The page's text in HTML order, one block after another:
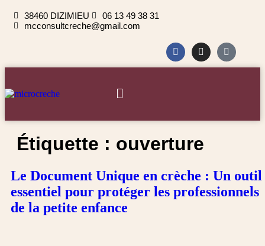
38460 DIZIMIEU
06 13 49 38 31
mcconsultcreche@gmail.com
Étiquette : ouverture
Le Document Unique en crèche : Un outil
essentiel pour protéger les professionnels
de la petite enfance